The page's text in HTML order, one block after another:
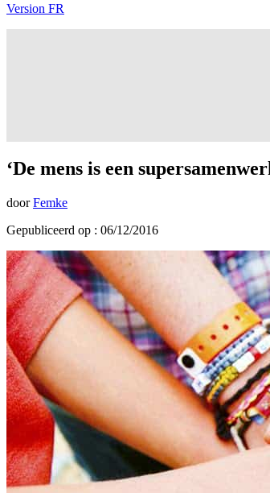
Version FR
‘De mens is een
door Femke
Gepubliceerd op : 06/12/2016